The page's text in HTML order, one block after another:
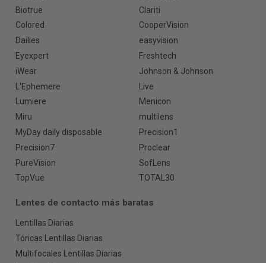
Biotrue
Clariti
Colored
CooperVision
Dailies
easyvision
Eyexpert
Freshtech
iWear
Johnson & Johnson
L'Ephemere
Live
Lumiere
Menicon
Miru
multilens
MyDay daily disposable
Precision1
Precision7
Proclear
PureVision
SofLens
TopVue
TOTAL30
Lentes de contacto más baratas
Lentillas Diarias
Tóricas Lentillas Diarias
Multifocales Lentillas Diarias